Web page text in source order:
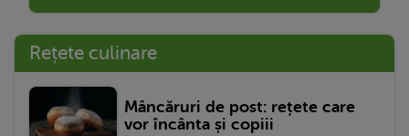
Rețete culinare
Mâncăruri de post: rețete care
vor încânta și copiii